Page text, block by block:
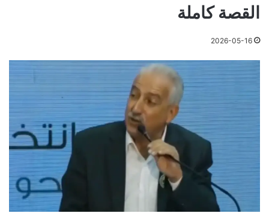
القصة كاملة
2026-05-16